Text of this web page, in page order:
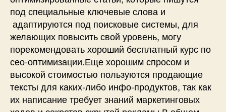
под специальные ключевые слова и
адаптируются под поисковые системы, для
желающих повысить свой уровень, могу
порекомендовать хороший бесплатный курс по
сео-оптимизации.Еще хорошим спросом и
высокой стоимостью пользуются продающие
тексты для каких-либо инфо-продуктов, так как
их написание требует знаний маркетинговых